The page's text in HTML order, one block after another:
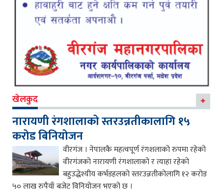
खेलकुद
नारायणी रंगशालाको स्तरउन्नतीकालागि १५
करोड बिनियोजन
वीरगंज । नेपालकै महत्वपूर्ण रंगशलाको रुपमा रहेको
वीरगंजको नारायणी रंगशालाको र त्याहा रहेको
बहुउद्धेश्यीय कर्भडहलको स्तरउन्नतीकोलागि १२ करोड
५० लाख रुपैयाँ बजेट विनियोजन भएको छ ।